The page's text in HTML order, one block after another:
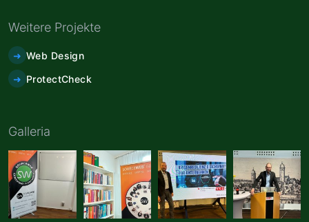
Weitere Projekte
Web Design
ProtectCheck
Galleria